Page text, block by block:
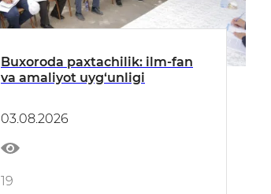
Buxoroda paxtachilik: ilm-fan
va amaliyot uyg‘unligi
03.08.2026
19